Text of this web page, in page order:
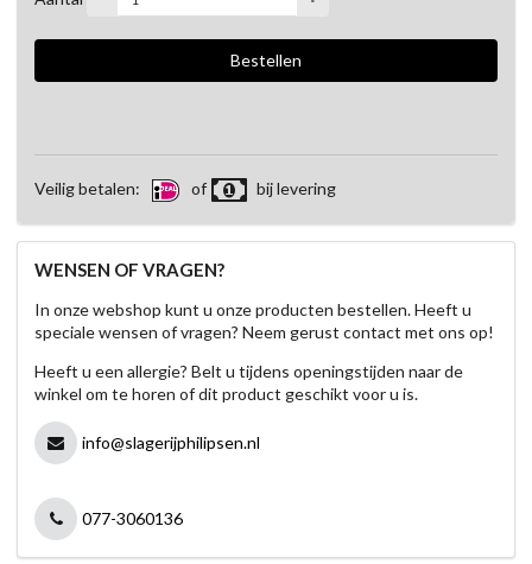
Veilig betalen: of bij levering
WENSEN OF VRAGEN?
In onze webshop kunt u onze producten bestellen. Heeft u
speciale wensen of vragen? Neem gerust contact met ons op!
Heeft u een allergie? Belt u tijdens openingstijden naar de
winkel om te horen of dit product geschikt voor u is.
info@slagerijphilipsen.nl
077-3060136